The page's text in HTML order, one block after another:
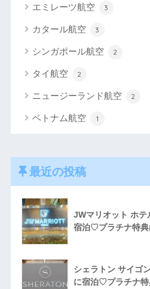
エミレーツ航空 3
カタール航空 3
シンガポール航空 2
タイ航空 2
ニュージーランド航空 2
ベトナム航空 1
最近の投稿
JWマリオット ホテ
宿泊♡プラチナ特典
シェラトン サイゴ
に宿泊♡プラチナ特